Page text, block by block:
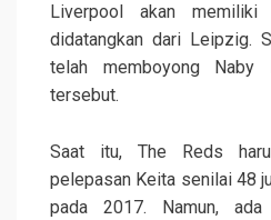
Liverpool akan
didatangkan dari Leipzig.
telah memboyong
tersebut.
Saat itu, The Reds
pelepasan Keita senilai 48
pada 2017. Namun, ada